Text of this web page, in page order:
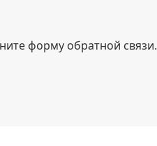
форму обратной связи.